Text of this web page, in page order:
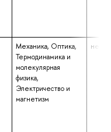
Механика, Оптика,
Термодинамика и
молекулярная
физика,
Электричество и
магнетизм
не